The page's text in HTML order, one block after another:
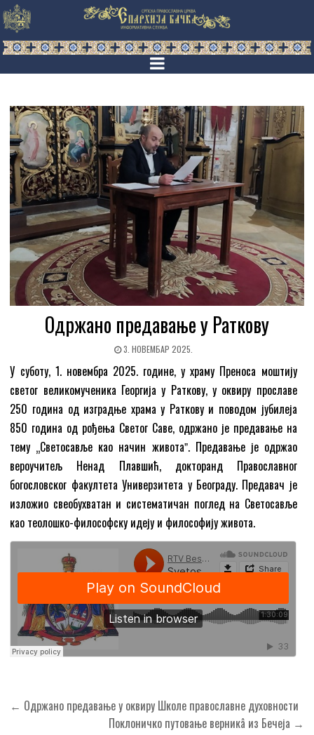
Одржано предавање у Раткову
3. НОВЕМБАР 2025.
У суботу, 1. новембра 2025. године, у храму Преноса моштију
светог великомученика Георгија у Раткову, у оквиру прославе
250 година од изградње храма у Раткову и поводом јубилеја
850 година од рођења Светог Саве, одржано је предавање на
тему „Светосавље као начин животаˮ. Предавање је одржао
вероучитељ Ненад Плавшић, докторанд Православног
богословског факултета Универзитета у Београду. Предавач је
изложио свеобухватан и систематичан поглед на Светосавље
као теолошко-философску идеју и философију живота.
Кретање
← Одржано предавањe у оквиру Школе православне духовности
Поклоничко путовање верникâ из Бечеја →